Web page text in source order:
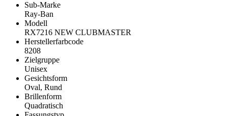
Sub-Marke
Ray-Ban
Modell
RX7216 NEW CLUBMASTER
Herstellerfarbcode
8208
Zielgruppe
Unisex
Gesichtsform
Oval, Rund
Brillenform
Quadratisch